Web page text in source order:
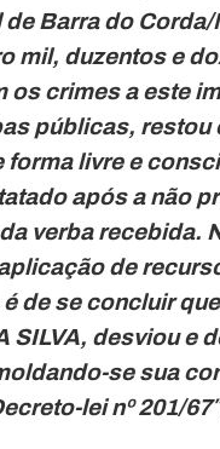
Barra do
mil, duzentos e
os crimes aeste
públicas, restou
forma livre e
após a não
verba recebida.
de
de se concluir
SILVA, desviou e
se sua
lei nº 201/67″